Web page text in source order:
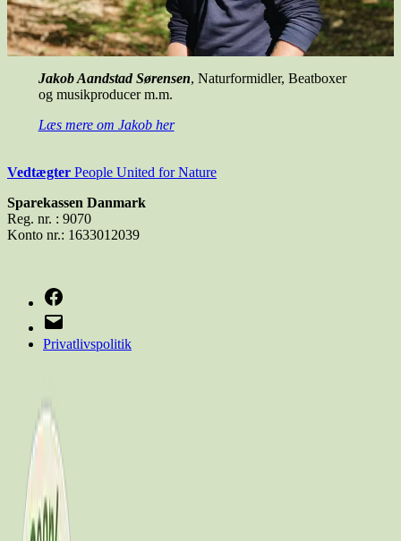
Jakob Aandstad Sørensen, Naturformidler, Beatboxer
og musikproducer m.m.
Læs mere om Jakob her
Vedtægter People United for Nature
Sparekassen Danmark
Reg. nr. : 9070
Konto nr.: 1633012039
Privatlivspolitik